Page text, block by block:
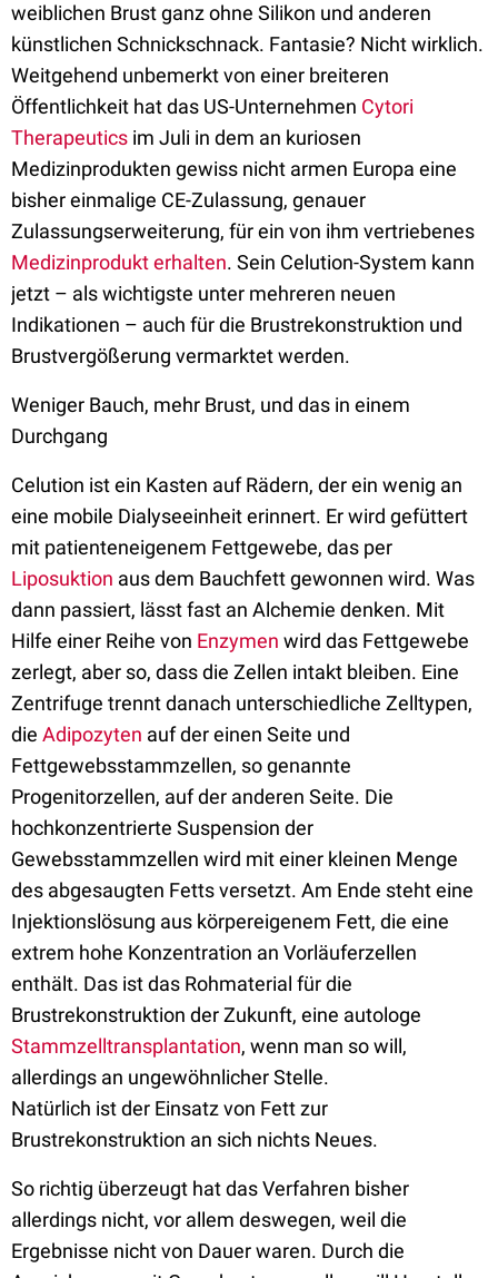
weiblichen Brust ganz ohne Silikon und anderen
künstlichen Schnickschnack. Fantasie? Nicht wirklich.
Weitgehend unbemerkt von einer breiteren
Öffentlichkeit hat das US-Unternehmen Cytori
Therapeutics im Juli in dem an kuriosen
Medizinprodukten gewiss nicht armen Europa eine
bisher einmalige CE-Zulassung, genauer
Zulassungserweiterung, für ein von ihm vertriebenes
Medizinprodukt erhalten. Sein Celution-System kann
jetzt – als wichtigste unter mehreren neuen
Indikationen – auch für die Brustrekonstruktion und
Brustvergößerung vermarktet werden.
Weniger Bauch, mehr Brust, und das in einem
Durchgang
Celution ist ein Kasten auf Rädern, der ein wenig an
eine mobile Dialyseeinheit erinnert. Er wird gefüttert
mit patienteneigenem Fettgewebe, das per
Liposuktion aus dem Bauchfett gewonnen wird. Was
dann passiert, lässt fast an Alchemie denken. Mit
Hilfe einer Reihe von Enzymen wird das Fettgewebe
zerlegt, aber so, dass die Zellen intakt bleiben. Eine
Zentrifuge trennt danach unterschiedliche Zelltypen,
die Adipozyten auf der einen Seite und
Fettgewebsstammzellen, so genannte
Progenitorzellen, auf der anderen Seite. Die
hochkonzentrierte Suspension der
Gewebsstammzellen wird mit einer kleinen Menge
des abgesaugten Fetts versetzt. Am Ende steht eine
Injektionslösung aus körpereigenem Fett, die eine
extrem hohe Konzentration an Vorläuferzellen
enthält. Das ist das Rohmaterial für die
Brustrekonstruktion der Zukunft, eine autologe
Stammzelltransplantation, wenn man so will,
allerdings an ungewöhnlicher Stelle.
Natürlich ist der Einsatz von Fett zur
Brustrekonstruktion an sich nichts Neues.
So richtig überzeugt hat das Verfahren bisher
allerdings nicht, vor allem deswegen, weil die
Ergebnisse nicht von Dauer waren. Durch die